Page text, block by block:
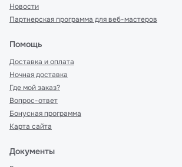
Новости
Партнерская программа для веб-мастеров
Помощь
Доставка и оплата
Ночная доставка
Где мой заказ?
Вопрос-ответ
Бонусная программа
Карта сайта
Документы